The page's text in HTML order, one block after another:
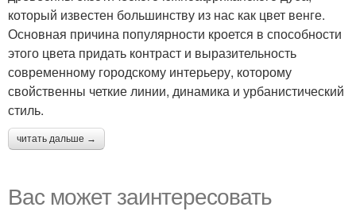
который известен большинству из нас как цвет венге.
Основная причина популярности кроется в способности
этого цвета придать контраст и выразительность
современному городскому интерьеру, которому
свойственны четкие линии, динамика и урбанистический
стиль.
читать дальше →
Вас может заинтересовать